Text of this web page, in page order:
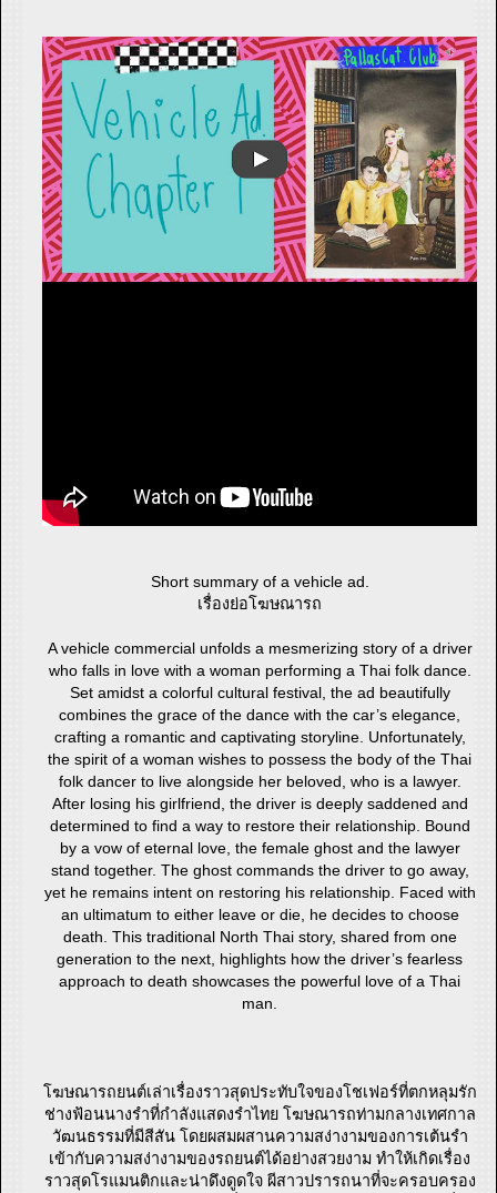
Short summary of a vehicle ad.
เรื่องย่อโฆษณารถ
A vehicle commercial unfolds a mesmerizing story of a driver
who falls in love with a woman performing a Thai folk dance.
Set amidst a colorful cultural festival, the ad beautifully
combines the grace of the dance with the car’s elegance,
crafting a romantic and captivating storyline. Unfortunately,
the spirit of a woman wishes to possess the body of the Thai
folk dancer to live alongside her beloved, who is a lawyer.
After losing his girlfriend, the driver is deeply saddened and
determined to find a way to restore their relationship. Bound
by a vow of eternal love, the female ghost and the lawyer
stand together. The ghost commands the driver to go away,
yet he remains intent on restoring his relationship. Faced with
an ultimatum to either leave or die, he decides to choose
death. This traditional North Thai story, shared from one
generation to the next, highlights how the driver’s fearless
approach to death showcases the powerful love of a Thai
man.
โฆษณารถยนต์เล่าเรื่องราวสุดประทับใจของโชเฟอร์ที่ตกหลุมรัก
ช่างฟ้อนนางรำที่กำลังแสดงรำไทย โฆษณารถท่ามกลางเทศกาล
วัฒนธรรมที่มีสีสัน โดยผสมผสานความสง่างามของการเต้นรำ
เข้ากับความสง่างามของรถยนต์ได้อย่างสวยงาม ทำให้เกิดเรื่อง
ราวสุดโรแมนติกและน่าดึงดูดใจ ผีสาวปรารถนาที่จะครอบครอง